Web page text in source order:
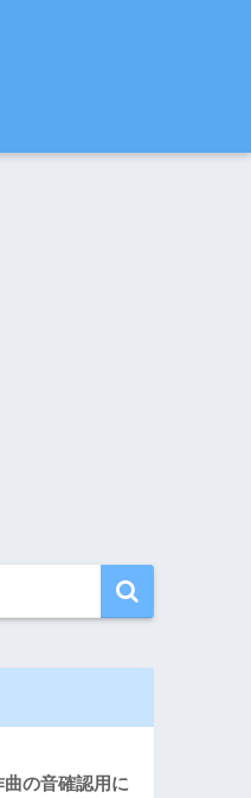
の音確認用に